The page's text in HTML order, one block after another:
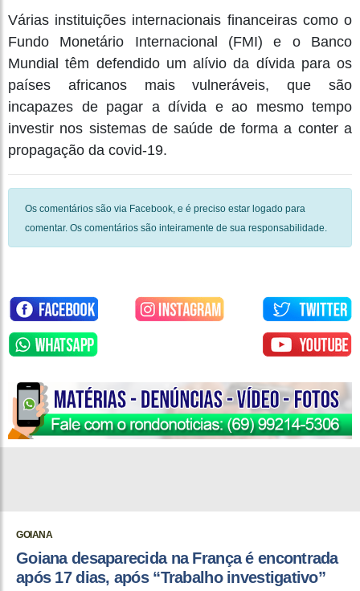
Várias instituições internacionais financeiras como o
Fundo Monetário Internacional (FMI) e o Banco
Mundial têm defendido um alívio da dívida para os
países africanos mais vulneráveis, que são
incapazes de pagar a dívida e ao mesmo tempo
investir nos sistemas de saúde de forma a conter a
propagação da covid-19.
Os comentários são via Facebook, e é preciso estar logado para
comentar. Os comentários são inteiramente de sua responsabilidade.
GOIANA
Goiana desaparecida na França é encontrada
após 17 dias, após “Trabalho investigativo”